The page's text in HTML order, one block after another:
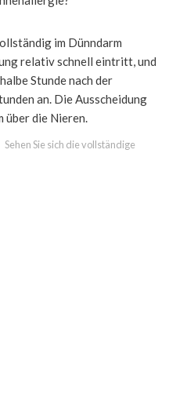
im Dünndarm
relativ schnell eintritt, und
Stunde nach der
an. Die Ausscheidung
die Nieren.
Sehen Sie sich die vollständige